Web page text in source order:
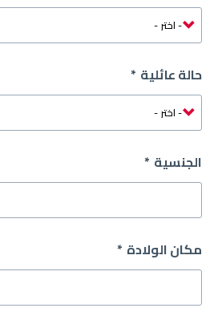
حالة عائلية
الجنسية
مكان الولادة